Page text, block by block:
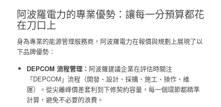
阿波羅電力的專業優勢：讓每一分預算都花
在刀口上
身為專業的能源管理服務商，阿波羅電力在報價與規劃上展現了以
下品牌優勢：
DEPCOM 流程管理： 阿波羅建議企業在評估時關注
「DEPCOM」流程（開發、設計、採購、施工、操作、維
運）。從尖離峰價差套利到下修契約容量，每一個環節都精準
計算，避免不必要的浪費。